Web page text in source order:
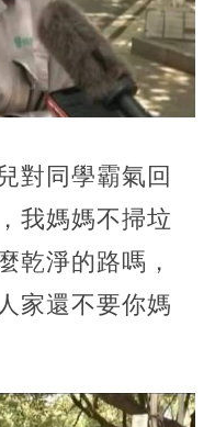
對同學霸氣回
我媽媽不掃垃
乾淨的路嗎，
家還不要你媽